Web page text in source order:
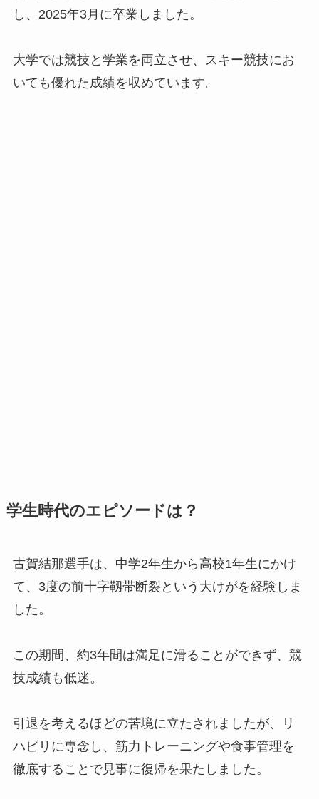
し、2025年3月に卒業しました。
大学では競技と学業を両立させ、スキー競技にお
いても優れた成績を収めています。
学生時代のエピソードは？
古賀結那選手は、中学2年生から高校1年生にかけ
て、3度の前十字靱帯断裂という大けがを経験しま
した。
この期間、約3年間は満足に滑ることができず、競
技成績も低迷。
引退を考えるほどの苦境に立たされましたが、リ
ハビリに専念し、筋力トレーニングや食事管理を
徹底することで見事に復帰を果たしました。